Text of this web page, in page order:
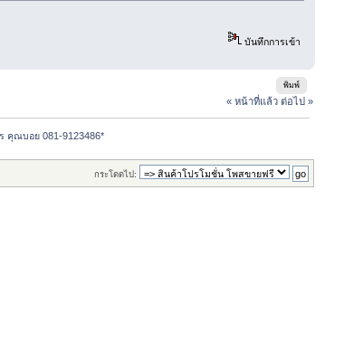
บันทึกการเข้า
พิมพ์
« หน้าที่แล้ว ต่อไป »
คุณบอย 081-9123486*
กระโดดไป: